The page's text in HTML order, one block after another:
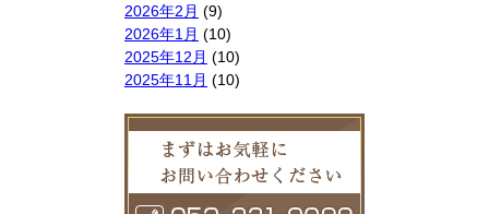
2026年2月 (9)
2026年1月 (10)
2025年12月 (10)
2025年11月 (10)
2025年8月(9)
2025年7月(10)
2025年6月(10)